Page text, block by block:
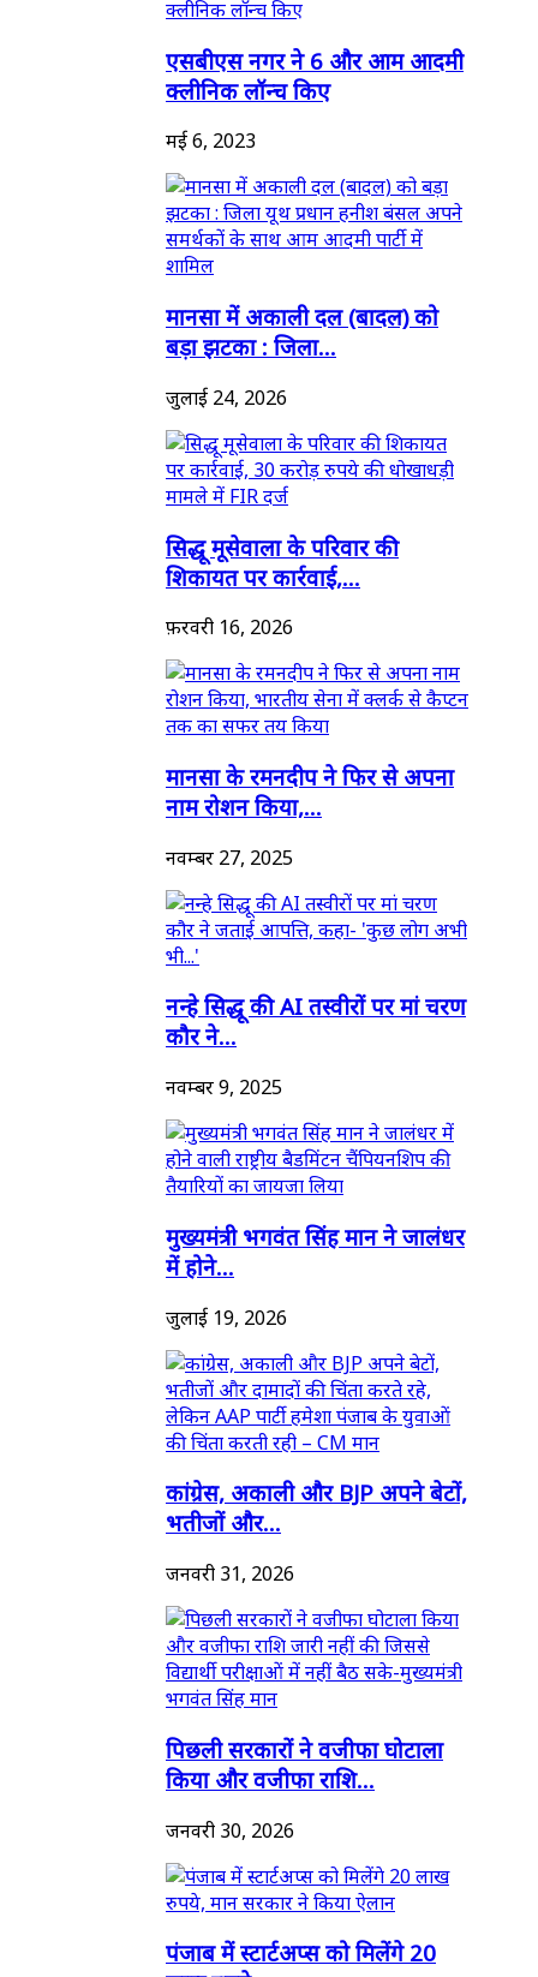
एसबीएस नगर ने 6 और आम आदमी
क्लीनिक लॉन्च किए
मई 6, 2023
मानसा में अकाली दल (बादल) को
बड़ा झटका : जिला...
जुलाई 24, 2026
सिद्धू मूसेवाला के परिवार की
शिकायत पर कार्रवाई,...
फ़रवरी 16, 2026
मानसा के रमनदीप ने फिर से अपना
नाम रोशन किया,...
नवम्बर 27, 2025
नन्हे सिद्धू की AI तस्वीरों पर मां चरण
कौर ने...
नवम्बर 9, 2025
मुख्यमंत्री भगवंत सिंह मान ने जालंधर
में होने...
जुलाई 19, 2026
कांग्रेस, अकाली और BJP अपने बेटों,
भतीजों और...
जनवरी 31, 2026
पिछली सरकारों ने वजीफा घोटाला
किया और वजीफा राशि...
जनवरी 30, 2026
पंजाब में स्टार्टअप्स को मिलेंगे 20